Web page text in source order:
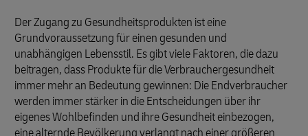
Der Zugang zu Gesundheitsprodukten ist eine
Grundvoraussetzung für einen gesunden und
unabhängigen Lebensstil. Es gibt viele Faktoren, die dazu
beitragen, dass Produkte für die Verbrauchergesundheit
immer mehr an Bedeutung gewinnen: Die Endverbraucher
werden immer stärker in die Entscheidungen über ihr
eigenes Wohlbefinden und ihre Gesundheit einbezogen,